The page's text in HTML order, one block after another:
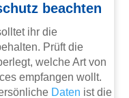
beachten
ihr die
Prüft die
welche Art von
empfangen wollt.
Daten ist die